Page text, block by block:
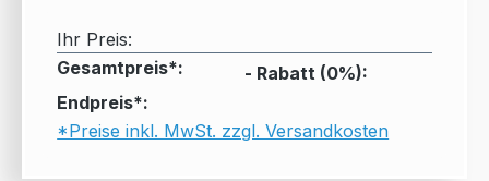
Ihr Preis:
Gesamtpreis*:
- Rabatt (0%):
Endpreis*:
*Preise inkl. MwSt. zzgl. Versandkosten